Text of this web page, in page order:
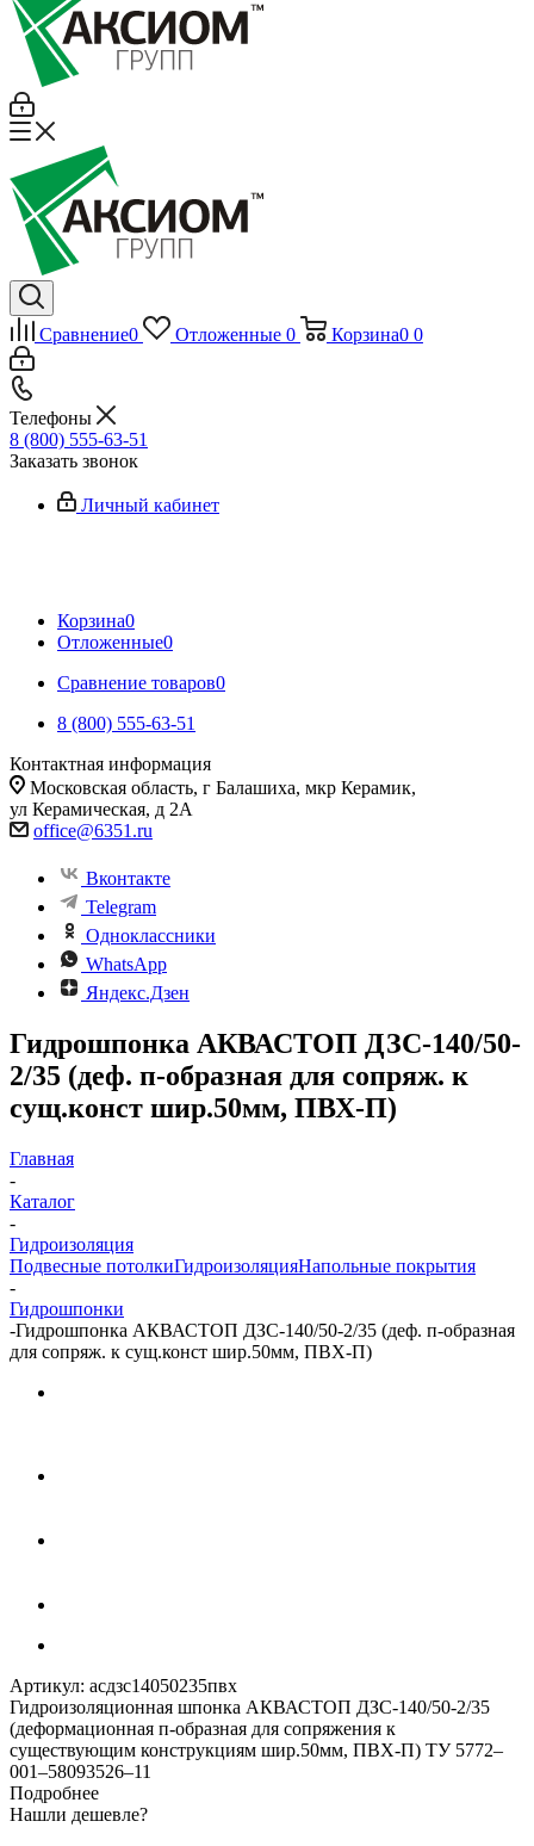
Сравнение0 Отложенные 0 Корзина0 0
Телефоны
8 (800) 555-63-51
Заказать звонок
Личный кабинет
Корзина0
Отложенные0
Сравнение товаров0
8 (800) 555-63-51
Контактная информация
Московская область, г Балашиха, мкр Керамик,
ул Керамическая, д 2А
office@6351.ru
Вконтакте
Telegram
Одноклассники
WhatsApp
Яндекс.Дзен
Гидрошпонка АКВАСТОП ДЗС-140/50-
2/35 (деф. п-образная для сопряж. к
сущ.конст шир.50мм, ПВХ-П)
Главная
-
Каталог
-
Гидроизоляция
Подвесные потолкиГидроизоляцияНапольные покрытия
-
Гидрошпонки
-Гидрошпонка АКВАСТОП ДЗС-140/50-2/35 (деф. п-образная
для сопряж. к сущ.конст шир.50мм, ПВХ-П)
Артикул: асдзс14050235пвх
Гидроизоляционная шпонка АКВАСТОП ДЗС-140/50-2/35
(деформационная п-образная для сопряжения к
существующим конструкциям шир.50мм, ПВХ-П) ТУ 5772–
001–58093526–11
Подробнее
Нашли дешевле?